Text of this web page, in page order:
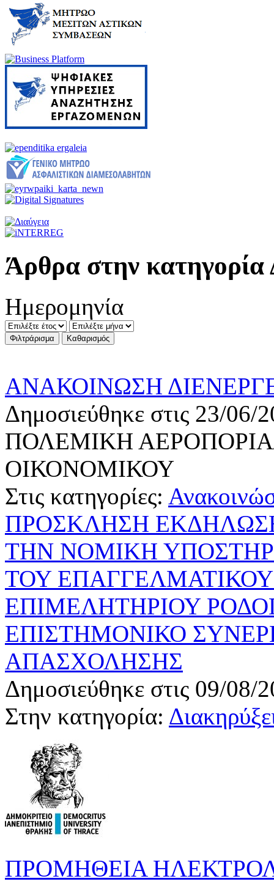
Άρθρα στην κατηγορία
Ημερομηνία
ΑΝΑΚΟΙΝΩΣΗ
Δημοσιεύθηκε στις 23/06/
ΠΟΛΕΜΙΚΗ
ΟΙΚΟΝΟΜΙΚΟΥ
Στις κατηγορίες:
ΠΡΟΣΚΛΗΣΗ
ΤΗΝ ΝΟΜΙΚΗ
ΤΟΥ
ΕΠΙΜΕΛΗΤΗΡΙΟΥ
ΕΠΙΣΤΗΜΟΝΙΚΟ
ΑΠΑΣΧΟΛΗΣΗΣ
Δημοσιεύθηκε στις 09/08/
Στην κατηγορία:
ΠΡΟΜΗΘΕΙΑ